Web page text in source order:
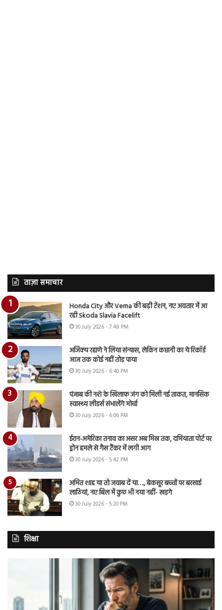
ताज़ा समाचार
Honda City और Verna की बढ़ी टेंशन, नए अवतार में आ
रही Skoda Slavia Facelift
30 July 2026 - 7:48 PM
अजिंक्य रहाणे ने लिया संन्यास, लेकिन कप्तानी का ये रिकॉर्ड
आज तक कोई नहीं तोड़ पाया
30 July 2026 - 6:40 PM
पंजाब की नशे के खिलाफ जंग को मिली नई ताकत, मानसिक
स्वास्थ्य लीडर्स संभालेंगे मोर्चा
30 July 2026 - 6:06 PM
ईरान-अमेरिका तनाव का असर अब मिस्र तक, दमियाता पोर्ट पर
ड्रोन हमले से गैस टैंकर में लगी आग
30 July 2026 - 5:42 PM
अमित शाह या तो जवाब दें या…., बेकसूर बच्चों पर बरसाई
लाठियां, नए बिल में कुछ भी नया नहीं- खड़गे
30 July 2026 - 5:20 PM
शिक्षा